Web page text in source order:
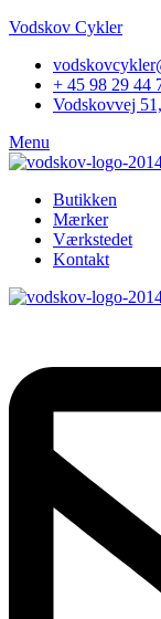
Vodskov Cykler
+ 45 98 29 44
Vodskovvej
Menu
Butikken
Mærker
Værkstedet
Kontakt